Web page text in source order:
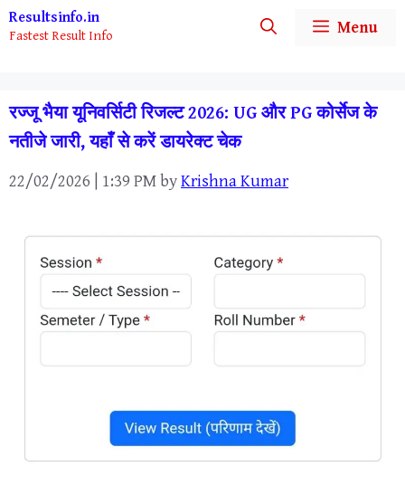
Skip
to
Resultsinfo.in
Fastest Result Info Menu
रज्जू भैया यूनिवर्सिटी रिजल्ट 2026: UG और PG कोर्सेज के
नतीजे जारी, यहाँ से करें डायरेक्ट चेक
22/02/2026 | 1:39 PMbyKrishna Kumar